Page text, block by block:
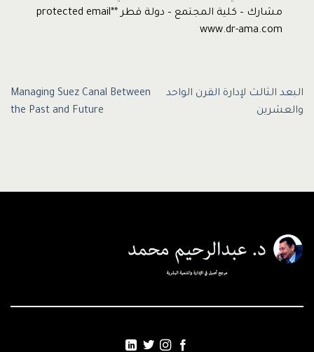
مشارك – كلية المجتمع – دولة قطر *protected email*
www.dr-ama.com
البعد الثالث لإدارة القرن الواحد
والعشرين
Managing Suez Canal Between
the Past and Future